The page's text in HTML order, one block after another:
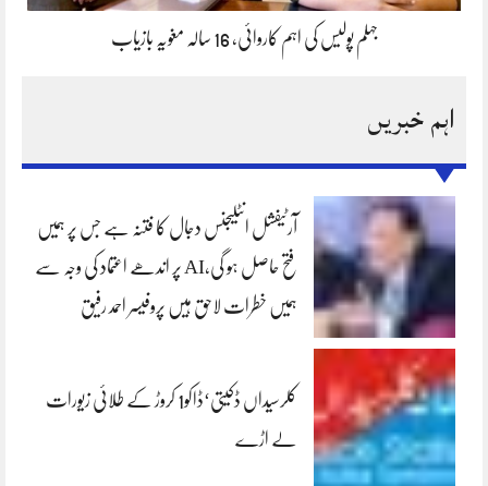
جہلم پولیس کی اہم کاروائی، 16 سالہ مغویہ بازیاب
اہم خبریں
آرٹیفشل انٹلیجنس دجال کا فتنہ ہے جس پر ہمیں
فتح حاصل ہو گی،AI پر اندھے اعتماد کی وجہ سے
ہمیں خطرات لاحق ہیں پروفیسر احمد رفیق
کلرسیداں ڈکیتی‘ڈاکو1 کروڑ کے طلائی زیورات
لے اڑے